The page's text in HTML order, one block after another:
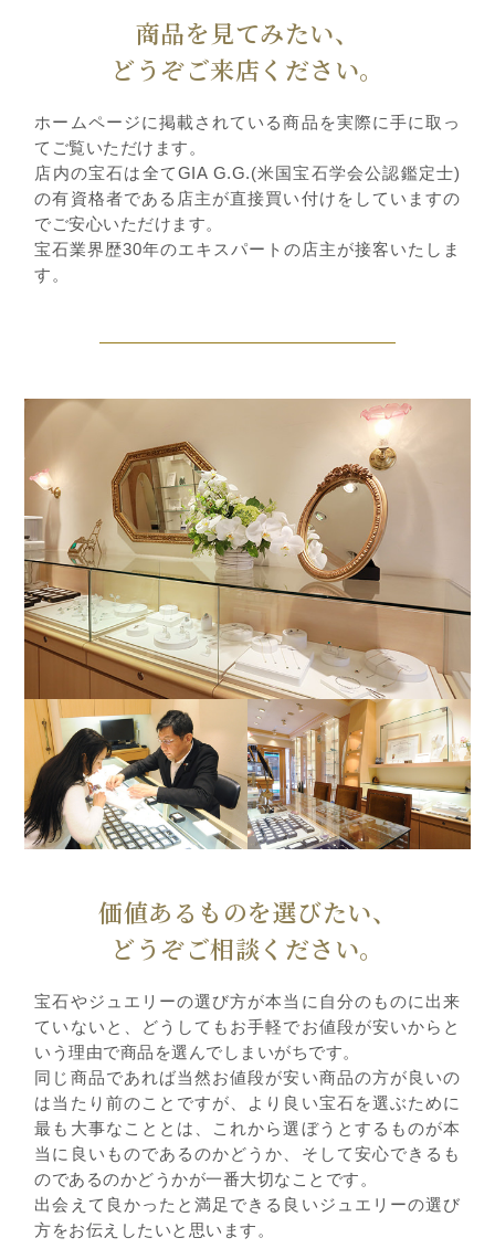
商品を見てみたい、
どうぞご来店ください。
ホームページに掲載されている商品を実際に手に取っ
てご覧いただけます。
店内の宝石は全てGIA G.G.(米国宝石学会公認鑑定士)
の有資格者である店主が直接買い付けをしていますの
でご安心いただけます。
宝石業界歴30年のエキスパートの店主が接客いたしま
す。
価値あるものを選びたい、
どうぞご相談ください。
宝石やジュエリーの選び方が本当に自分のものに出来
ていないと、どうしてもお手軽でお値段が安いからと
いう理由で商品を選んでしまいがちです。
同じ商品であれば当然お値段が安い商品の方が良いの
は当たり前のことですが、より良い宝石を選ぶために
最も大事なこととは、これから選ぼうとするものが本
当に良いものであるのかどうか、そして安心できるも
のであるのかどうかが一番大切なことです。
出会えて良かったと満足できる良いジュエリーの選び
方をお伝えしたいと思います。